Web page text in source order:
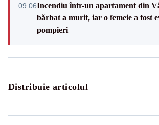
09:06Incendiu într-un apartament din
bărbat a murit, iar o femeie a fost
pompieri
Distribuie articolul